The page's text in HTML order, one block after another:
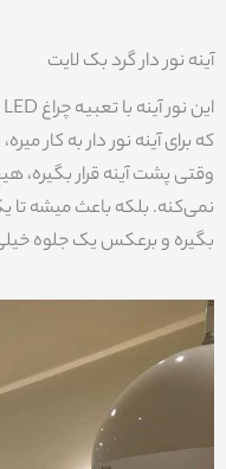
آینه نور دار گرد بک لایت
که برای آینه نور دار به کار
وقتی پشت آینه قرار بگیره،
نمی‌کنه. بلکه باعث میشه تا
بگیره و برعکس یک جلوه